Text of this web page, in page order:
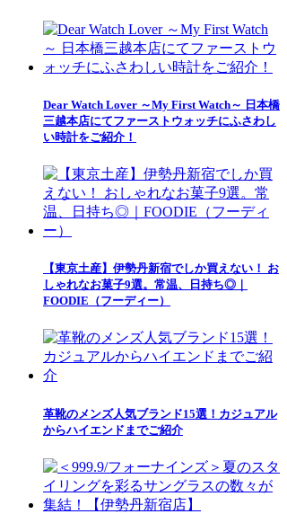
Dear Watch Lover ～My First Watch～ 日本橋
三越本店にてファーストウォッチにふさわし
い時計をご紹介！
【東京土産】伊勢丹新宿でしか買えない！ お
しゃれなお菓子9選。常温、日持ち◎｜
FOODIE（フーディー）
革靴のメンズ人気ブランド15選！カジュアル
からハイエンドまでご紹介